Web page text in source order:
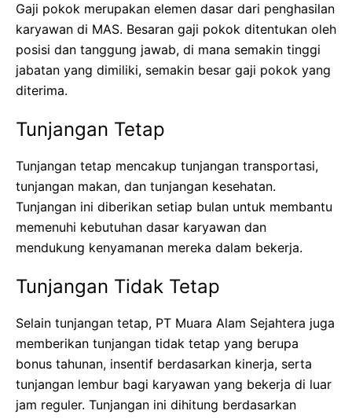
Gaji pokok merupakan elemen dasar dari penghasilan
karyawan di MAS. Besaran gaji pokok ditentukan oleh
posisi dan tanggung jawab, di mana semakin tinggi
jabatan yang dimiliki, semakin besar gaji pokok yang
diterima.
Tunjangan Tetap
Tunjangan tetap mencakup tunjangan transportasi,
tunjangan makan, dan tunjangan kesehatan.
Tunjangan ini diberikan setiap bulan untuk membantu
memenuhi kebutuhan dasar karyawan dan
mendukung kenyamanan mereka dalam bekerja.
Tunjangan Tidak Tetap
Selain tunjangan tetap, PT Muara Alam Sejahtera juga
memberikan tunjangan tidak tetap yang berupa
bonus tahunan, insentif berdasarkan kinerja, serta
tunjangan lembur bagi karyawan yang bekerja di luar
jam reguler. Tunjangan ini dihitung berdasarkan